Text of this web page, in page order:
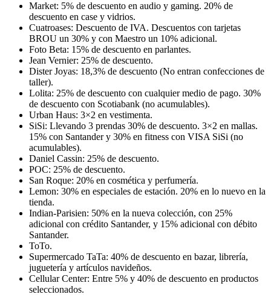
Market: 5% de descuento en audio y gaming. 20% de
descuento en case y vidrios.
Cuatroases: Descuento de IVA. Descuentos con tarjetas
BROU un 30% y con Maestro un 10% adicional.
Foto Beta: 15% de descuento en parlantes.
Jean Vernier: 25% de descuento.
Dister Joyas: 18,3% de descuento (No entran confecciones de
taller).
Lolita: 25% de descuento con cualquier medio de pago. 30%
de descuento con Scotiabank (no acumulables).
Urban Haus: 3×2 en vestimenta.
SiSi: Llevando 3 prendas 30% de descuento. 3×2 en mallas.
15% con Santander y 30% en fitness con VISA SiSi (no
acumulables).
Daniel Cassin: 25% de descuento.
POC: 25% de descuento.
San Roque: 20% en cosmética y perfumería.
Lemon: 30% en especiales de estación. 20% en lo nuevo en la
tienda.
Indian-Parisien: 50% en la nueva colección, con 25%
adicional con crédito Santander, y 15% adicional con débito
Santander.
ToTo.
Supermercado TaTa: 40% de descuento en bazar, librería,
juguetería y artículos navideños.
Cellular Center: Entre 5% y 40% de descuento en productos
seleccionados.